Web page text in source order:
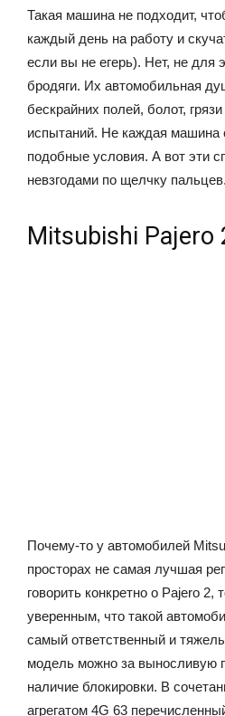
Такая машина не подходит,
каждый день на работу и
если вы не егерь). Нет, не для
бродяги. Их автомобильная
бескрайних полей, болот,
испытаний. Не каждая машина
подобные условия. А вот эти
невзгодами по щелчку пальцев.
Mitsubishi Pajero
Почему-то у автомобилей
просторах не самая лучшая
говорить конкретно о Pajero 2,
уверенным, что такой
самый ответственный и
модель можно за выносливую
наличие блокировки. В
агрегатом 4G 63